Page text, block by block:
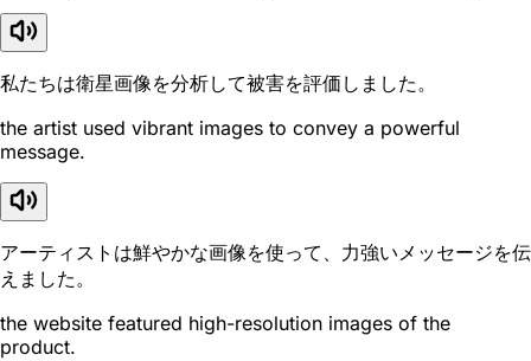
私たちは衛星画像を分析して被害を評価しました。
the artist used vibrant images to convey a powerful
message.
アーティストは鮮やかな画像を使って、力強いメッセージを伝
えました。
the website featured high-resolution images of the
product.